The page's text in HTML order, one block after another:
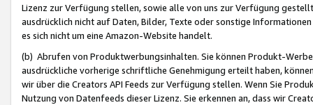
Lizenz zur Verfügung stellen, sowie alle von uns zur Verfügung
ausdrücklich nicht auf Daten, Bilder, Texte oder sonstige
es sich nicht um eine Amazon-Website handelt.
(b) Abrufen von Produktwerbungsinhalten. Sie können Produkt-
ausdrückliche vorherige schriftliche Genehmigung erteilt haben,
wir über die Creators API Feeds zur Verfügung stellen. Wenn Sie
Nutzung von Datenfeeds dieser Lizenz. Sie erkennen an, dass wir